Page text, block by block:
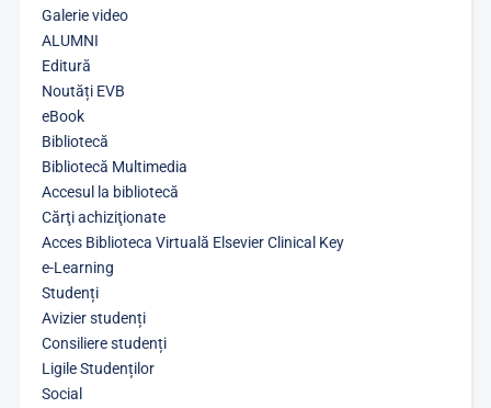
Galerie video
ALUMNI
Editură
Noutăți EVB
eBook
Bibliotecă
Bibliotecă Multimedia
Accesul la bibliotecă
Cărţi achiziţionate
Acces Biblioteca Virtuală Elsevier Clinical Key
e-Learning
Studenți
Avizier studenți
Consiliere studenți
Ligile Studenților
Social